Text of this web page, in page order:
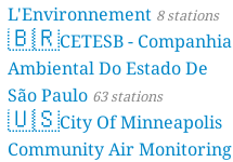
L'Environnement 8 stations
🇧🇷CETESB - Companhia
Ambiental Do Estado De
São Paulo 63 stations
🇺🇸City Of Minneapolis
Community Air Monitoring